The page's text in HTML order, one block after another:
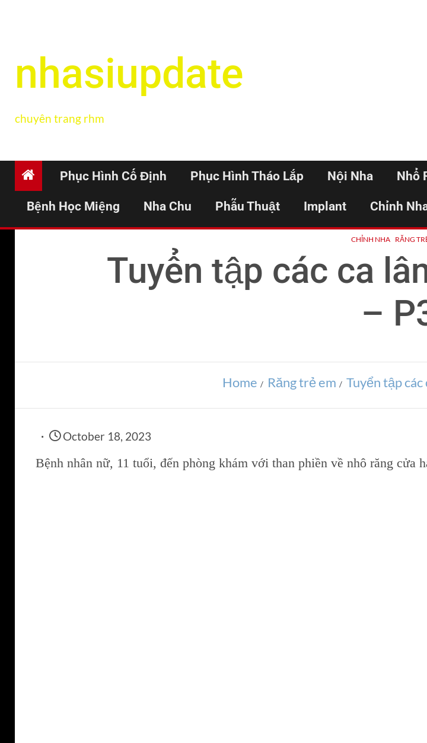
nhasiupdate
chuyên trang rhm
Phục Hình Cố Định Phục Hình Tháo Lắp Nội Nha Nhổ
Bệnh Học Miệng Nha Chu Phẫu Thuật Implant Chỉnh
CHỈNH NHA RĂNG
Tuyển tập các ca
–
Home Răng trẻ em Tuyển tập các
October 18, 2023
Bệnh nhân nữ, 11 tuổi, đến phòng khám với than phiền về nhô răng cửa